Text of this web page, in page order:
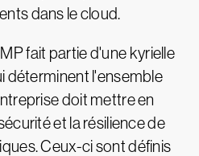
dans le cloud.
fait partie d'une kyrielle
déterminent l'ensemble
doit mettre en
et la résilience de
Ceux-ci sont définis